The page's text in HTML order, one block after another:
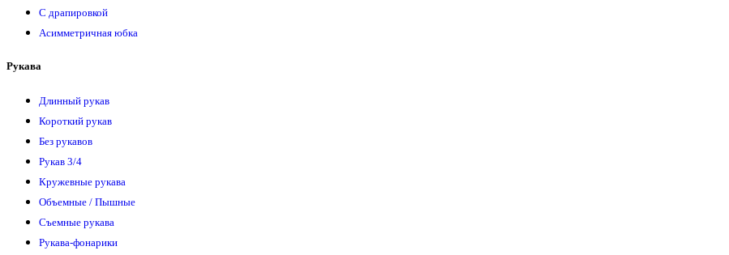
С драпировкой
Асимметричная юбка
Рукава
Длинный рукав
Короткий рукав
Без рукавов
Рукав 3/4
Кружевные рукава
Объемные / Пышные
Съемные рукава
Рукава-фонарики